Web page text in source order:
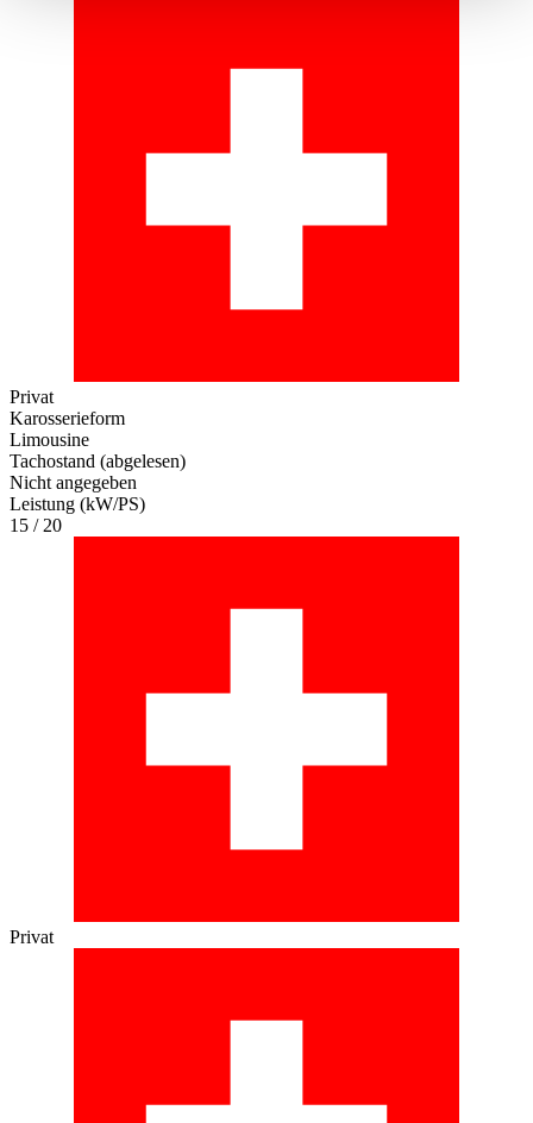
Privat
Karosserieform
Limousine
Tachostand (abgelesen)
Nicht angegeben
Leistung (kW/PS)
15 / 20
Privat